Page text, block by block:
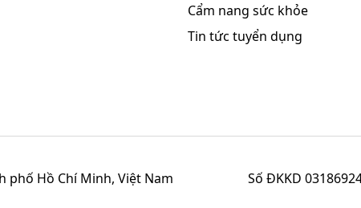
Cẩm nang sức khỏe
Tin tức tuyển dụng
phố Hồ Chí Minh, Việt Nam
Số ĐKKD